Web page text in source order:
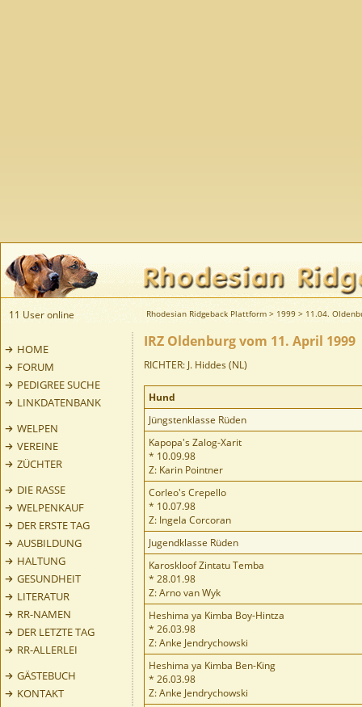
11 User online Rhodesian Ridgeback Plattform > 1999 > 11.04.
HOME
FORUM
PEDIGREE SUCHE
LINKDATENBANK
WELPEN
VEREINE
ZÜCHTER
DIE RASSE
WELPENKAUF
DER ERSTE TAG
AUSBILDUNG
HALTUNG
GESUNDHEIT
LITERATUR
RR-NAMEN
DER LETZTE TAG
RR-ALLERLEI
GÄSTEBUCH
KONTAKT
IRZ Oldenburg vom 11. April 1999
RICHTER: J. Hiddes (NL)
Hund
Jüngstenklasse Rüden
Kapopa's Zalog-Xarit
* 10.09.98
Z: Karin Pointner
Corleo's Crepello
* 10.07.98
Z: Ingela Corcoran
Jugendklasse Rüden
Karoskloof Zintatu Temba
* 28.01.98
Z: Arno van Wyk
Heshima ya Kimba Boy-Hintza
* 26.03.98
Z: Anke Jendrychowski
Heshima ya Kimba Ben-King
* 26.03.98
Z: Anke Jendrychowski